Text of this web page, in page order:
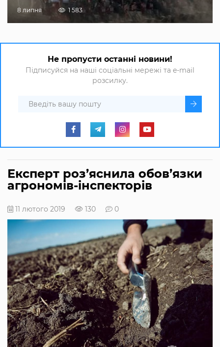
8 липня 1 583
Не пропусти останні новини!
Підписуйся на наші соціальні мережі та e-mail
розсилку.
Експерт роз’яснила обов’язки
агрономів-інспекторів
11 лютого 2019 130 0